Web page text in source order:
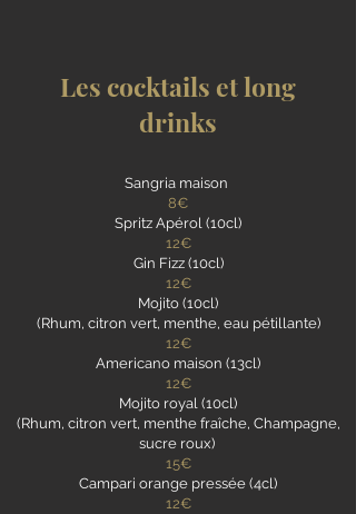
Les cocktails et long
drinks
Sangria maison
8€
Spritz Apérol (10cl)
12€
Gin Fizz (10cl)
12€
Mojito (10cl)
(Rhum, citron vert, menthe, eau pétillante)
12€
Americano maison (13cl)
12€
Mojito royal (10cl)
(Rhum, citron vert, menthe fraîche, Champagne,
sucre roux)
15€
Campari orange pressée (4cl)
12€